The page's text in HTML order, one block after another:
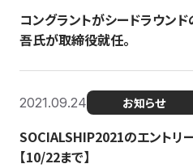
コングラントがシードラウン
吾氏が取締役就任。
2021.09.24 お知らせ
SOCIALSHIP2021のエントリ
【10/22まで】